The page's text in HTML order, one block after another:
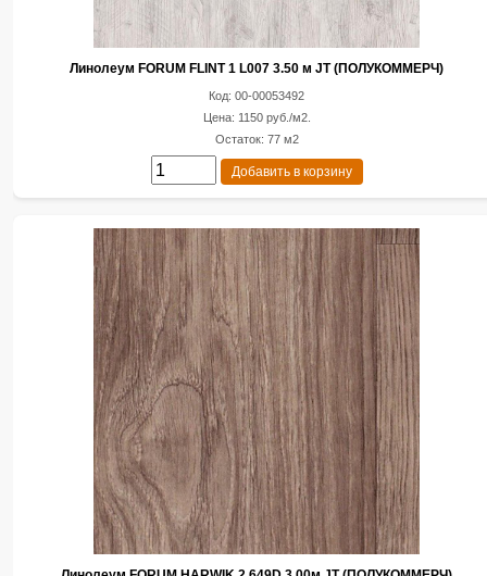
Линолеум FORUM FLINT 1 L007 3.50 м JT (ПОЛУКОММЕРЧ)
Код: 00-00053492
Цена: 1150 руб./м2.
Остаток: 77 м2
Добавить в корзину